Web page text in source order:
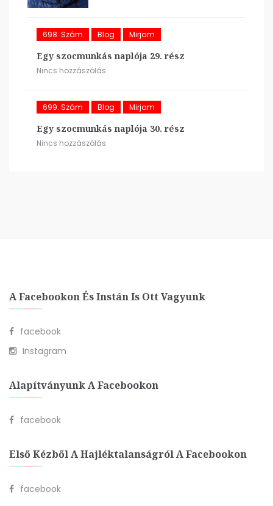
698. Szám Blog Mirjam
Egy szocmunkás naplója 29. rész
Nincs hozzászólás
699. Szám Blog Mirjam
Egy szocmunkás naplója 30. rész
Nincs hozzászólás
A Facebookon És Instán Is Ott Vagyunk
facebook
Instagram
Alapítványunk A Facebookon
facebook
Első Kézből A Hajléktalanságról A Facebookon
facebook